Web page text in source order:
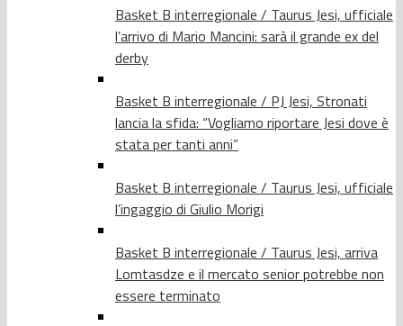
Basket B interregionale / Taurus Jesi, ufficiale
l’arrivo di Mario Mancini: sarà il grande ex del
derby
Basket B interregionale / PJ Jesi, Stronati
lancia la sfida: “Vogliamo riportare Jesi dove è
stata per tanti anni”
Basket B interregionale / Taurus Jesi, ufficiale
l’ingaggio di Giulio Morigi
Basket B interregionale / Taurus Jesi, arriva
Lomtasdze e il mercato senior potrebbe non
essere terminato